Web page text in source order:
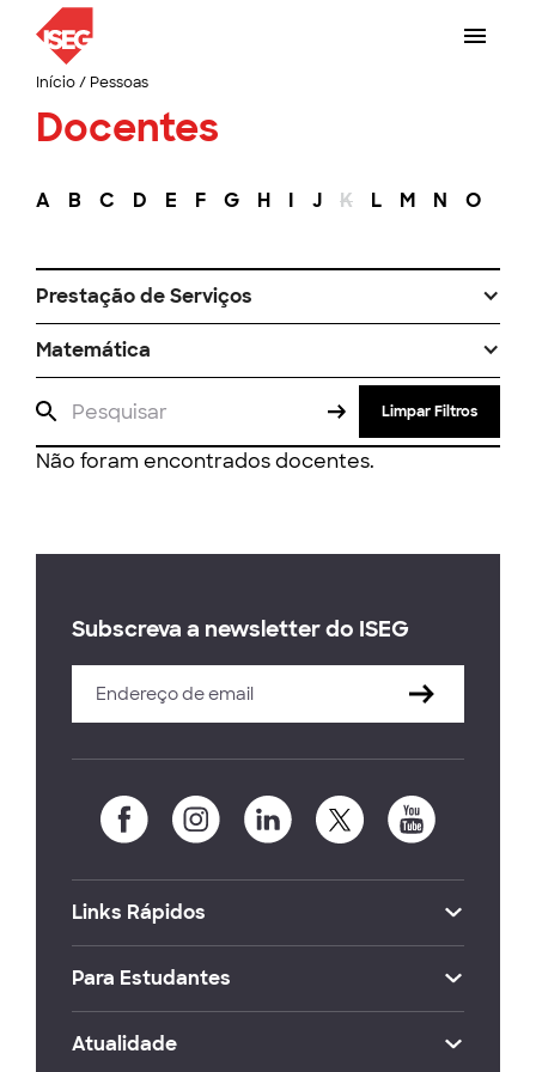
Início/ Pessoas
Docentes
A B C D E F G H I J K L M N O
Prestação de Serviços
Matemática
Limpar Filtros
Não foram encontrados docentes.
Subscreva a newsletter do ISEG
Links Rápidos
Para Estudantes
Atualidade